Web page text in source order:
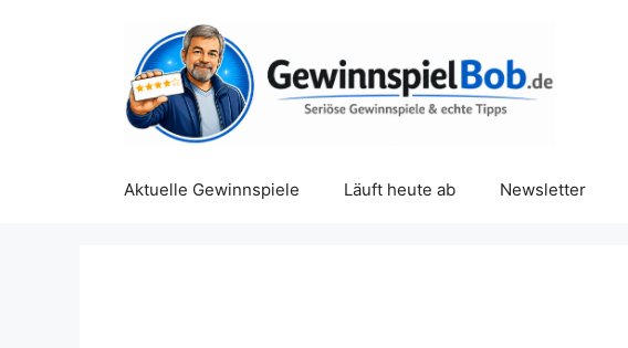
Aktuelle Gewinnspiele Läuft heute ab Newsletter